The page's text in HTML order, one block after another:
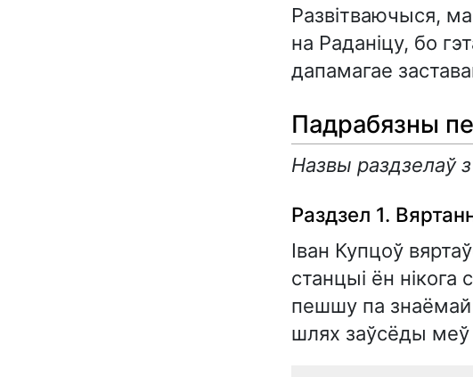
Развітваючыся,
на Раданіцу, бо
дапамагае
Падрабязны
Назвы раздзелаў
Раздзел 1.
Іван Купцоў
станцыі ён нікога
пешшу па знаёмай
шлях заўсёды меў